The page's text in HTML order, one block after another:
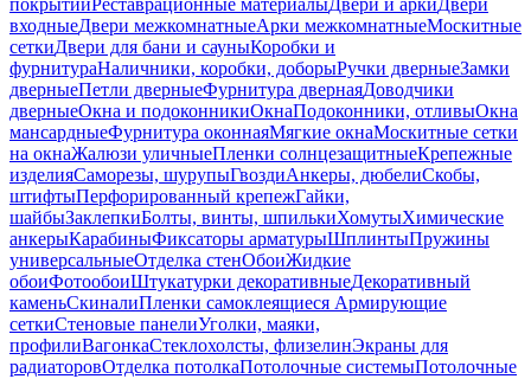
покрытийРеставрационные материалыДвери и аркиДвери
входныеДвери межкомнатныеАрки межкомнатныеМоскитные
сеткиДвери для бани и сауныКоробки и
фурнитураНаличники, коробки, доборыРучки дверныеЗамки
дверныеПетли дверныеФурнитура двернаяДоводчики
дверныеОкна и подоконникиОкнаПодоконники, отливыОкна
мансардныеФурнитура оконнаяМягкие окнаМоскитные сетки
на окнаЖалюзи уличныеПленки солнцезащитныеКрепежные
изделияСаморезы, шурупыГвоздиАнкеры, дюбелиСкобы,
штифтыПерфорированный крепежГайки,
шайбыЗаклепкиБолты, винты, шпилькиХомутыХимические
анкерыКарабиныФиксаторы арматурыШплинтыПружины
универсальныеОтделка стенОбоиЖидкие
обоиФотообоиШтукатурки декоративныеДекоративный
каменьСкиналиПленки самоклеящиеся Армирующие
сеткиСтеновые панелиУголки, маяки,
профилиВагонкаСтеклохолсты, флизелинЭкраны для
радиаторовОтделка потолкаПотолочные системыПотолочные